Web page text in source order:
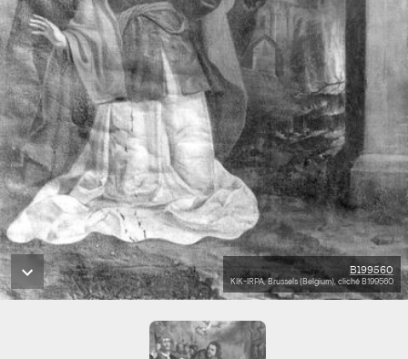
B199560
KIK-IRPA, Brussels (Belgium), cliché B199560